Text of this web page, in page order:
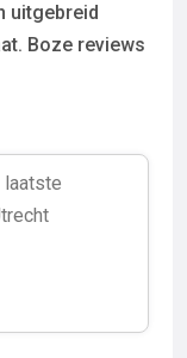
uitgebreid
Boze reviews